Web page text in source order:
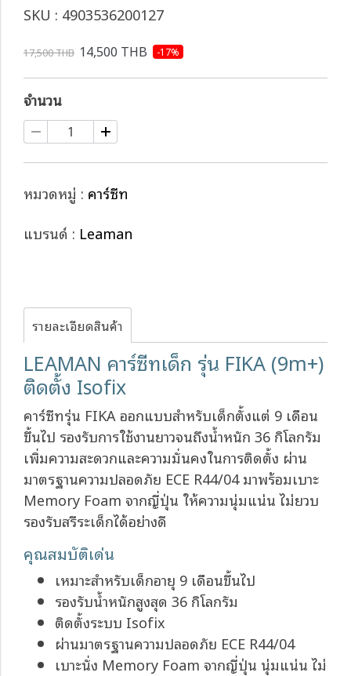
SKU : 4903536200127
17,500 THB 14,500 THB -17%
จำนวน
หมวดหมู่ : คาร์ซีท
แบรนด์ : Leaman
รายละเอียดสินค้า
LEAMAN คาร์ซีทเด็ก รุ่น FIKA (9m+)
ติดตั้ง Isofix
คาร์ซีทรุ่น FIKA ออกแบบสำหรับเด็กตั้งแต่ 9 เดือน
ขึ้นไป รองรับการใช้งานยาวจนถึงน้ำหนัก 36 กิโลกรัม
เพิ่มความสะดวกและความมั่นคงในการติดตั้ง ผ่าน
มาตรฐานความปลอดภัย ECE R44/04 มาพร้อมเบาะ
Memory Foam จากญี่ปุ่น ให้ความนุ่มแน่น ไม่ยวบ
รองรับสรีระเด็กได้อย่างดี
คุณสมบัติเด่น
เหมาะสำหรับเด็กอายุ 9 เดือนขึ้นไป
รองรับน้ำหนักสูงสุด 36 กิโลกรัม
ติดตั้งระบบ Isofix
ผ่านมาตรฐานความปลอดภัย ECE R44/04
เบาะนั่ง Memory Foam จากญี่ปุ่น นุ่มแน่น ไม่